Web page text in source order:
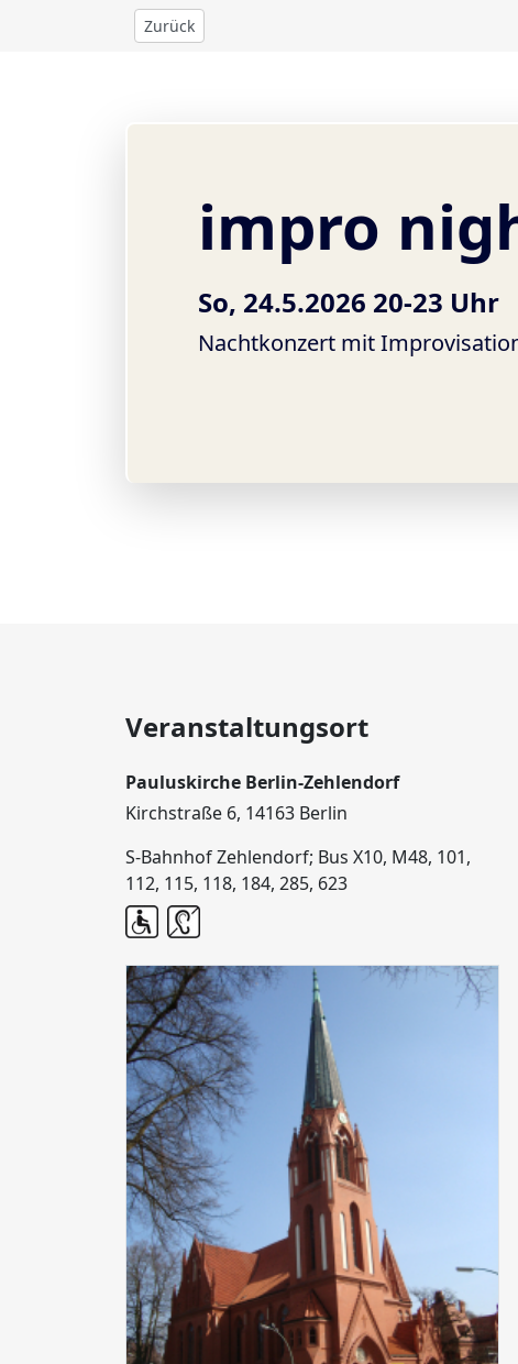
Zurück
impro
So, 24.5.2026 20-23 Uhr
Nachtkonzert mit
Veranstaltungsort
Pauluskirche Berlin-Zehlendorf
Kirchstraße 6, 14163 Berlin
S-Bahnhof Zehlendorf; Bus X10, M48, 101,
112, 115, 118, 184, 285, 623